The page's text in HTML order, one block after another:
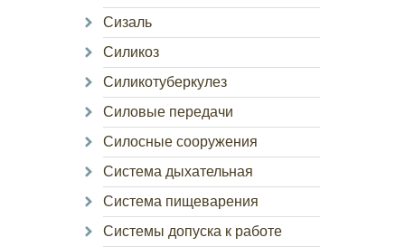
Сизаль
Силикоз
Силикотуберкулез
Силовые передачи
Силосные сооружения
Система дыхательная
Система пищеварения
Системы допуска к работе